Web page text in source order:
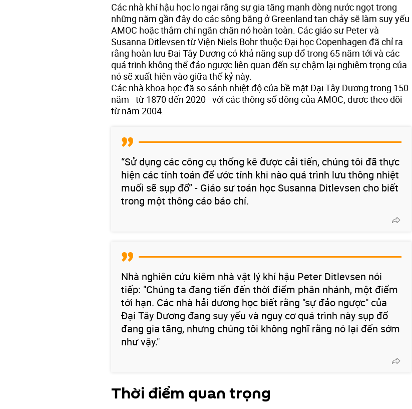
Các nhà khí hậu học lo ngại rằng sự gia tăng mạnh dòng nước ngọt trong
những năm gần đây do các sông băng ở Greenland tan chảy sẽ làm suy yếu
AMOC hoặc thậm chí ngăn chặn nó hoàn toàn. Các giáo sư Peter và
Susanna Ditlevsen từ Viện Niels Bohr thuộc Đại học Copenhagen đã chỉ ra
rằng hoàn lưu Đại Tây Dương có khả năng sụp đổ trong 65 năm tới và các
quá trình không thể đảo ngược liên quan đến sự chậm lại nghiêm trọng của
nó sẽ xuất hiện vào giữa thế kỷ này.
Các nhà khoa học đã so sánh nhiệt độ của bề mặt Đại Tây Dương trong 150
năm - từ 1870 đến 2020 - với các thông số động của AMOC, được theo dõi
từ năm 2004.
“Sử dụng các công cụ thống kê được cải tiến, chúng tôi đã thực
hiện các tính toán để ước tính khi nào quá trình lưu thông nhiệt
muối sẽ sụp đổ” - Giáo sư toán học Susanna Ditlevsen cho biết
trong một thông cáo báo chí.
Nhà nghiên cứu kiêm nhà vật lý khí hậu Peter Ditlevsen nói
tiếp: "Chúng ta đang tiến đến thời điểm phân nhánh, một điểm
tới hạn. Các nhà hải dương học biết rằng "sự đảo ngược" của
Đại Tây Dương đang suy yếu và nguy cơ quá trình này sụp đổ
đang gia tăng, nhưng chúng tôi không nghĩ rằng nó lại đến sớm
như vậy."
Thời điểm quan trọng